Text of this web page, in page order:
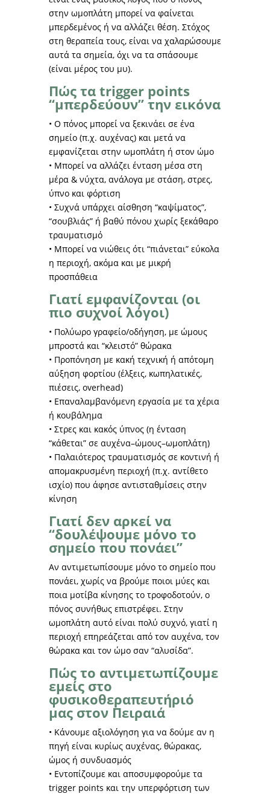
στην ωμοπλάτη μπορεί να φαίνεται
μπερδεμένος ή να αλλάζει θέση. Στόχος
στη θεραπεία τους, είναι να χαλαρώσουμε
αυτά τα σημεία, όχι να τα σπάσουμε
(είναι μέρος του μυ).
Πώς τα trigger points
“μπερδεύουν” την εικόνα
• Ο πόνος μπορεί να ξεκινάει σε ένα
σημείο (π.χ. αυχένας) και μετά να
εμφανίζεται στην ωμοπλάτη ή στον ώμο
• Μπορεί να αλλάζει ένταση μέσα στη
μέρα & νύχτα, ανάλογα με στάση, στρες,
ύπνο και φόρτιση
• Συχνά υπάρχει αίσθηση “καψίματος”,
“σουβλιάς” ή βαθύ πόνου χωρίς ξεκάθαρο
τραυματισμό
• Μπορεί να νιώθεις ότι “πιάνεται” εύκολα
η περιοχή, ακόμα και με μικρή
προσπάθεια
Γιατί εμφανίζονται (οι
πιο συχνοί λόγοι)
• Πολύωρο γραφείο/οδήγηση, με ώμους
μπροστά και “κλειστό” θώρακα
• Προπόνηση με κακή τεχνική ή απότομη
αύξηση φορτίου (έλξεις, κωπηλατικές,
πιέσεις, overhead)
• Επαναλαμβανόμενη εργασία με τα χέρια
ή κουβάλημα
• Στρες και κακός ύπνος (η ένταση
“κάθεται” σε αυχένα–ώμους–ωμοπλάτη)
• Παλαιότερος τραυματισμός σε κοντινή ή
απομακρυσμένη περιοχή (π.χ. αντίθετο
ισχίο) που άφησε αντισταθμίσεις στην
κίνηση
Γιατί δεν αρκεί να
“δουλέψουμε μόνο το
σημείο που πονάει”
Αν αντιμετωπίσουμε μόνο το σημείο που
πονάει, χωρίς να βρούμε ποιοι μύες και
ποια μοτίβα κίνησης το τροφοδοτούν, ο
πόνος συνήθως επιστρέφει. Στην
ωμοπλάτη αυτό είναι πολύ συχνό, γιατί η
περιοχή επηρεάζεται από τον αυχένα, τον
θώρακα και τον ώμο σαν “αλυσίδα”.
Πώς το αντιμετωπίζουμε
εμείς στο
φυσικοθεραπευτήριό
μας στον Πειραιά
• Κάνουμε αξιολόγηση για να δούμε αν η
πηγή είναι κυρίως αυχένας, θώρακας,
ώμος ή συνδυασμός
• Εντοπίζουμε και αποσυμφορούμε τα
trigger points και την υπερφόρτιση των